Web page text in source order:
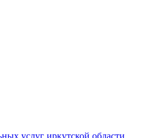
услуг иркутской области